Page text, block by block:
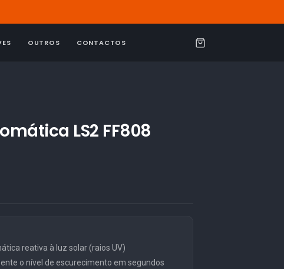
OUTROS CONTACTOS
C
LS2 FF808
reativa à luz solar (raios UV)
o nível de escurecimento em segundos